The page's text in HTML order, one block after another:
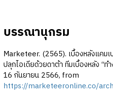
บรรณานุกรม
Marketeer. (2565). เบื้องหลังแคมเ
ปลุกไอเดียด้วยดาต้า ทีมเบื้องหลัง “ท
16 กันยายน 2566, from
https://marketeeronline.co/